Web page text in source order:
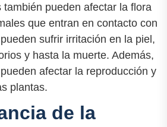
también pueden afectar la flora
que entran en contacto con
sufrir irritación en la piel,
y hasta la muerte. Además,
afectar la reproducción y
plantas.
de la